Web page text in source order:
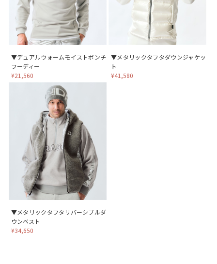
▼デュアルウォームモイストポンチ
フーディー
¥21,560
▼メタリックタフタダウンジャケッ
ト
¥41,580
▼メタリックタフタリバーシブルダ
ウンベスト
¥34,650